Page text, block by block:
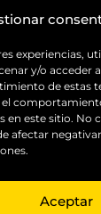
experiencias,
y/o acceder
de estas
en este sitio. No
afectar
Aceptar
de